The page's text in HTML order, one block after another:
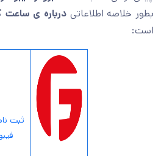
بطور خلاصه اطلاعاتی درباره ی ساعت
است:
ثبت